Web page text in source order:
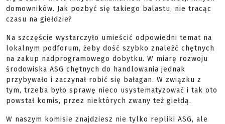
domowników. Jak pozbyć się takiego balastu, nie tracąc
czasu na giełdzie?
Na szczęście wystarczyło umieścić odpowiedni temat na
lokalnym podforum, żeby dość szybko znaleźć chętnych
na zakup nadprogramowego dobytku. W miarę rozwoju
środowiska ASG chętnych do handlowania jednak
przybywało i zaczynał robić się bałagan. W związku z
tym, trzeba było sprawę nieco usystematyzować i tak oto
powstał komis, przez niektórych zwany też giełdą.
W naszym komisie znajdziesz nie tylko repliki ASG, ale